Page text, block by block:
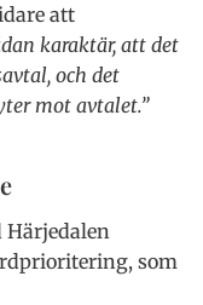
att
karaktär, att det
och det
mot avtalet.”
som